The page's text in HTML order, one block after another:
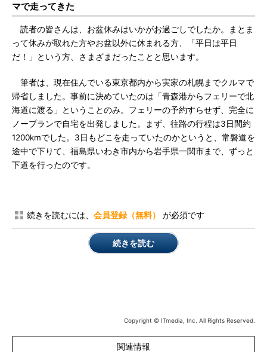
マで走ってきた
読者の皆さんは、お盆休みはいかがお過ごしでしたか。まとま
って休みが取れた方やお盆以外に休まれる方、「平日は平日
だ！」という方、さまざまだったことと思います。
筆者は、現在住んでいる東京都内から実家の札幌までクルマで
帰省しました。事前に決めていたのは「青森港からフェリーで北
海道に渡る」ということのみ。フェリーの予約すらせず、完全に
ノープランで自宅を出発しました。まず、往路の行程は3日間約
1200kmでした。3日もどこを走っていたのかというと、常磐道を
途中で下りて、福島県いわき市内から岩手県一関市まで、ずっと
下道を行ったのです。
続きを読むには、 会員登録（無料） が必須です
続きを読む
Copyright © ITmedia, Inc. All Rights Reserved.
関連情報